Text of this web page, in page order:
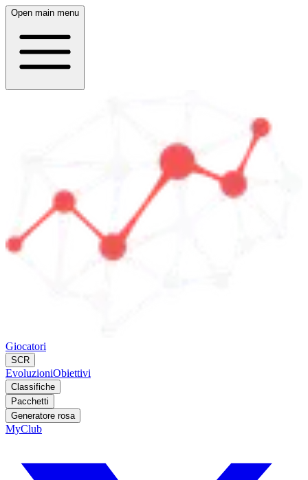
Open main menu
Giocatori
SCR
EvoluzioniObiettivi
Classifiche
Pacchetti
Generatore rosa
MyClub